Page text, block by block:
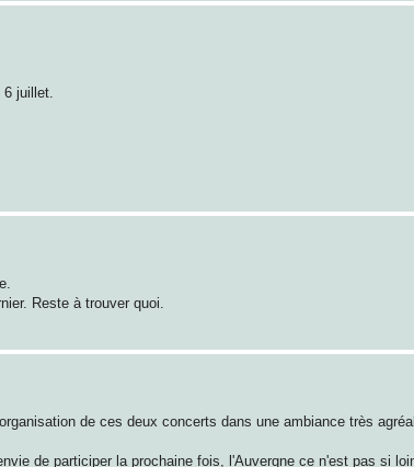
juillet.
Reste à trouver quoi.
de ces deux concerts dans une ambiance très
de participer la prochaine fois, l'Auvergne ce n'est pas si